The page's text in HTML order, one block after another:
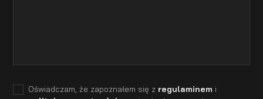
Oświadczam, że zapoznałem się z regulaminemi